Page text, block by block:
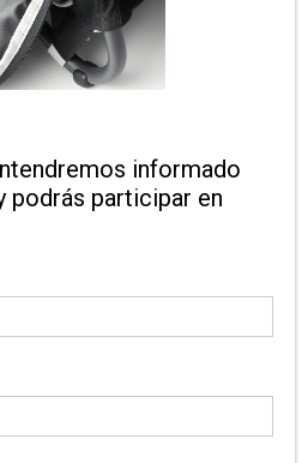
informado
podrás participar en